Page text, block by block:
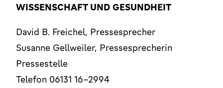
WISSENSCHAFT UND GESUNDHEIT
David B. Freichel, Pressesprecher
Susanne Gellweiler, Pressesprecherin
Pressestelle
Telefon 06131 16-2994